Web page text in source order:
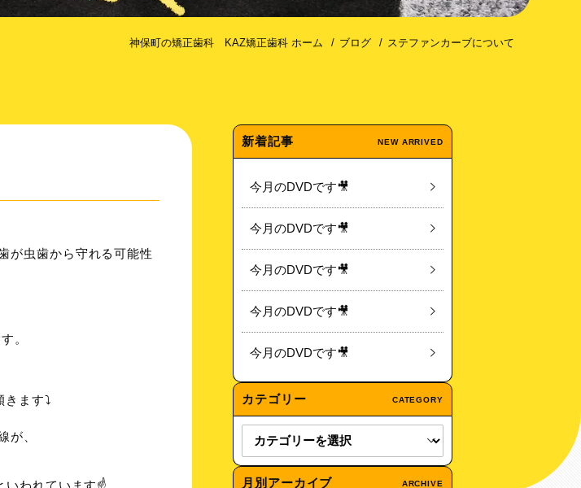
神保町の矯正歯科 KAZ矯正歯科 ホーム ブログ ステファンカーブについて
が虫歯から守れる可能性
。
きます⤵️
が、
いわれています☝️
新着記事 NEW ARRIVED
今月のDVDです🎥
今月のDVDです🎥
今月のDVDです🎥
今月のDVDです🎥
今月のDVDです🎥
カテゴリー CATEGORY
月別アーカイブ ARCHIVE